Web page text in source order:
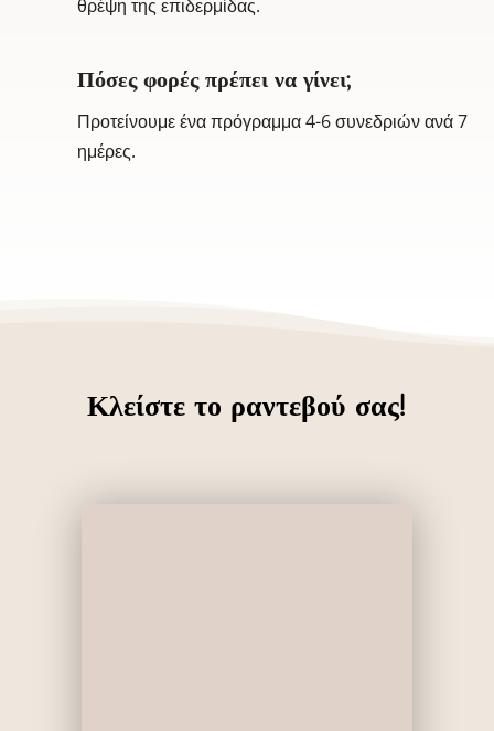
θρέψη της επιδερμίδας.
Πόσες φορές πρέπει να γίνει;
Προτείνουμε ένα πρόγραμμα 4-6 συνεδριών ανά 7
ημέρες.
Κλείστε το ραντεβού σας!